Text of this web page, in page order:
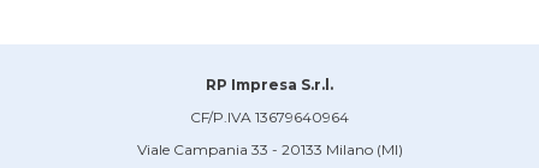
RP Impresa S.r.l.
CF/P.IVA 13679640964
Viale Campania 33 - 20133 Milano (MI)